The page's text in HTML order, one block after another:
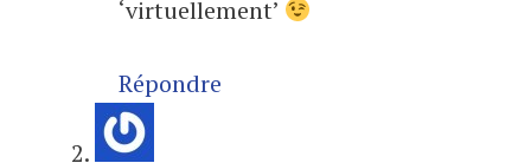
‘virtuellement’
Répondre